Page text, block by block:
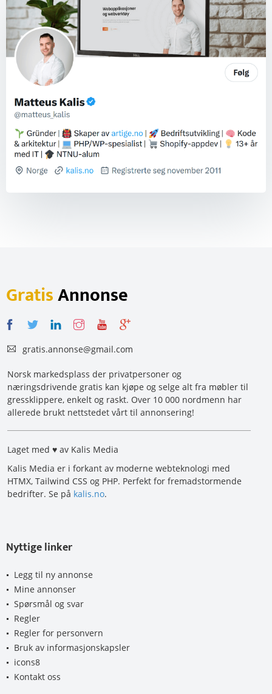
GratisAnnonse
gratis.annonse@gmail.com
Norsk markedsplass der privatpersoner og
næringsdrivende gratis kan kjøpe og selge alt fra møbler til
gressklippere, enkelt og raskt. Over 10 000 nordmenn har
allerede brukt nettstedet vårt til annonsering!
Laget med ♥ av Kalis Media
Kalis Media er i forkant av moderne webteknologi med
HTMX, Tailwind CSS og PHP. Perfekt for fremadstormende
bedrifter. Se på kalis.no.
Nyttige linker
Legg til ny annonse
Mine annonser
Spørsmål og svar
Regler
Regler for personvern
Bruk av informasjonskapsler
icons8
Kontakt oss